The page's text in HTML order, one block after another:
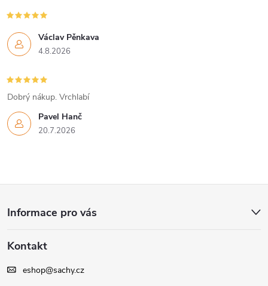
Václav Pěnkava
4.8.2026
Pavel Hanč
20.7.2026
Dobrý nákup. Vrchlabí
p
Informace pro vás
Kontakt
eshop@sachy.cz